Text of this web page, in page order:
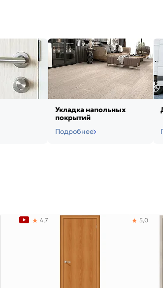
Укладка напольных
покрытий
Подробнее
4,7 5,0